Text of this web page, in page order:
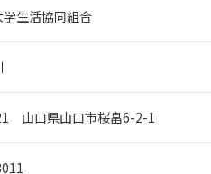
生活協同組合
山口県山口市桜畠6-2-1